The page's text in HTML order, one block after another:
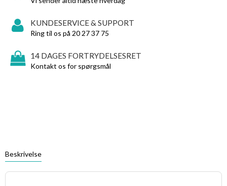
KUNDESERVICE & SUPPORT
Ring til os på 20 27 37 75
14 DAGES FORTRYDELSESRET
Kontakt os for spørgsmål
Beskrivelse